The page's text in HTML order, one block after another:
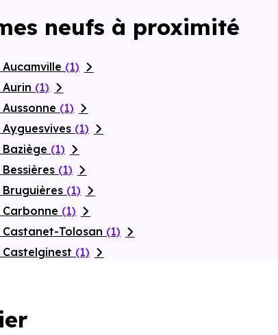
neufs à proximité
(1)
(1)
(1)
(1)
(1)
(1)
(1)
(1)
Tolosan (1)
(1)